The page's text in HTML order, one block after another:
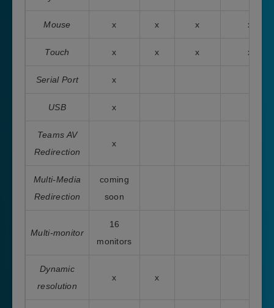
Mouse x x x x
Touch x x x x
Serial Port x
USB x
Teams AV
Redirection
x
Multi-Media
Redirection
coming
soon
Multi-monitor
16
monitors
Dynamic
resolution
x x